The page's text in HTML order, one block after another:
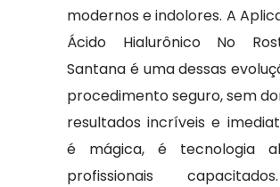
modernos e indolores. A
Ácido Hialurônico No
Santana é uma dessas
procedimento seguro, sem
resultados incríveis e
é mágica, é tecnologia
profissionais